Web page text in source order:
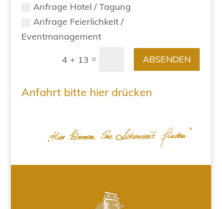
Anfrage Hotel / Tagung
Anfrage Feierlichkeit /
Eventmanagement
4 + 13 = ABSENDEN
Anfahrt bitte hier drücken